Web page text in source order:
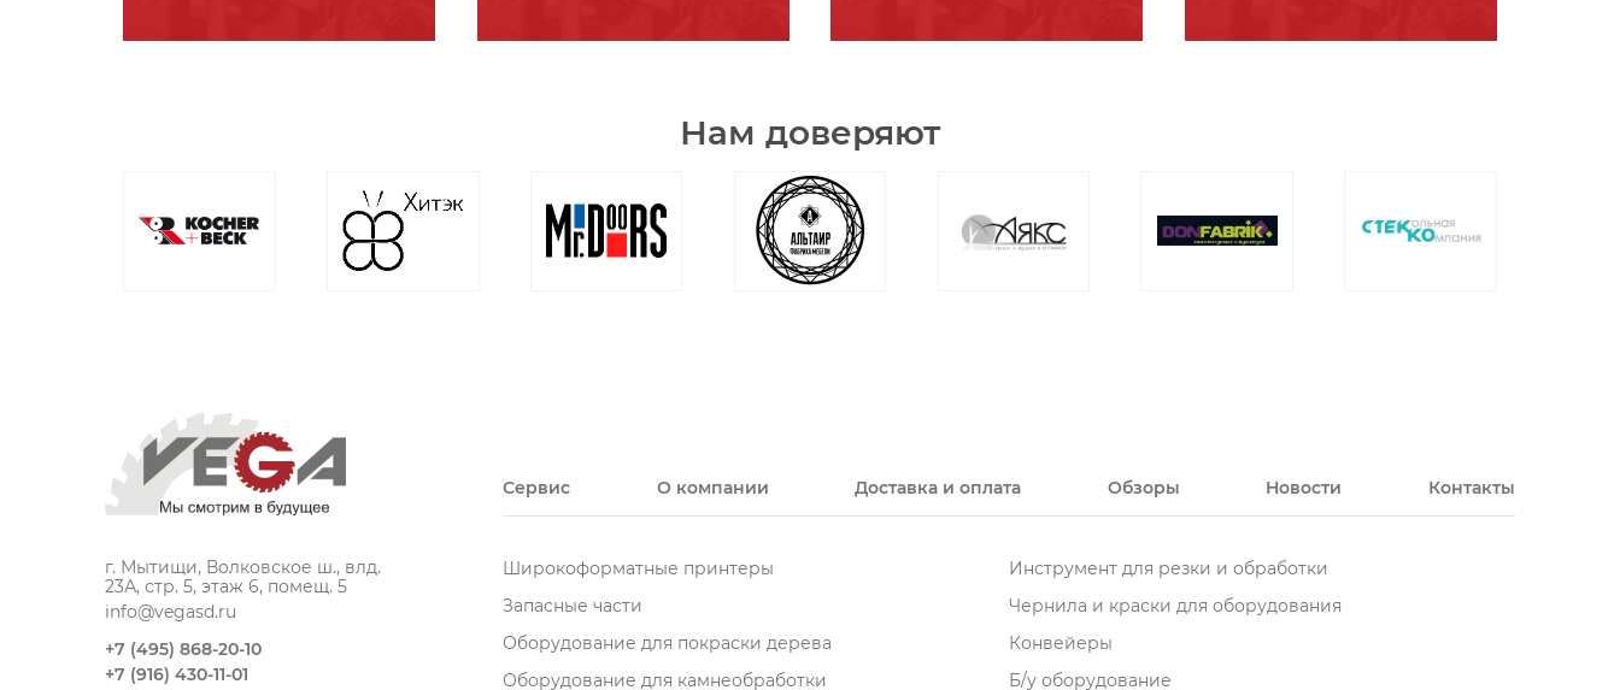
Нам доверяют
г. Мытищи, Волковское ш., влд.
23А, стр. 5, этаж 6, помещ. 5
info@vegasd.ru
+7 (495) 868-20-10
+7 (916) 430-11-01
Сервис О компании Доставка и оплата Обзоры Новости Контакты
Широкоформатные принтеры
Запасные части
Оборудование для покраски дерева
Оборудование для камнеобработки
Инструмент для резки и обработки
Чернила и краски для оборудования
Конвейеры
Б/у оборудование